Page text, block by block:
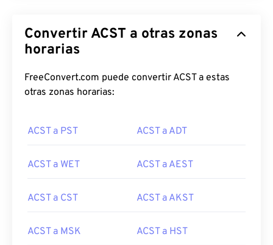
Convertir ACST a otras zonas
horarias
FreeConvert.com puede convertir ACST a estas
otras zonas horarias:
ACST a PST ACST a ADT
ACST a WET ACST a AEST
ACST a CST ACST a AKST
ACST a MSK ACST a HST